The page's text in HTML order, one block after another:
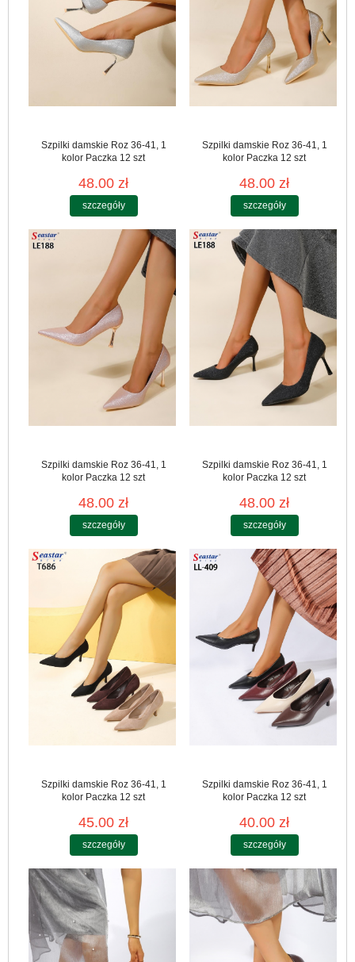
Szpilki damskie Roz 36-41, 1
kolor Paczka 12 szt
48.00 zł
szczegóły
Szpilki damskie Roz 36-41, 1
kolor Paczka 12 szt
48.00 zł
szczegóły
Szpilki damskie Roz 36-41, 1
kolor Paczka 12 szt
48.00 zł
szczegóły
Szpilki damskie Roz 36-41, 1
kolor Paczka 12 szt
48.00 zł
szczegóły
Szpilki damskie Roz 36-41, 1
kolor Paczka 12 szt
45.00 zł
szczegóły
Szpilki damskie Roz 36-41, 1
kolor Paczka 12 szt
40.00 zł
szczegóły